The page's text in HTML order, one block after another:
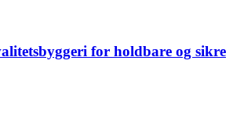
for holdbare og sikre